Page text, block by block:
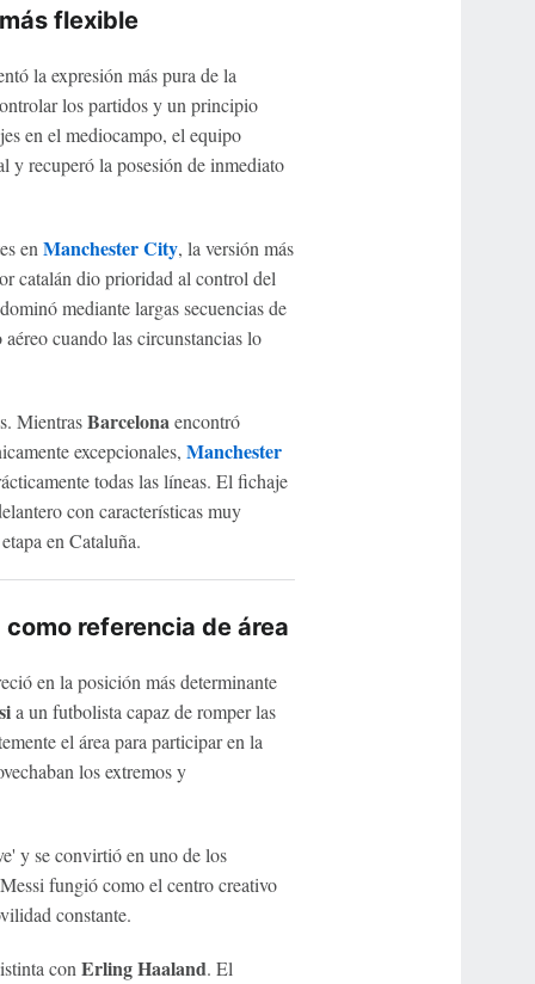
flexible
la expresión más pura de la
los partidos y un principio
en el mediocampo, el equipo
y recuperó la posesión de inmediato
enManchester City, la versión más
catalán dio prioridad al control del
mediante largas secuencias de
cuando las circunstancias lo
MientrasBarcelonaencontró
excepcionales, Manchester
todas las líneas. El fichaje
con características muy
en Cataluña.
referencia de área
en la posición más determinante
a un futbolista capaz de romper las
el área para participar en la
los extremos y
y se convirtió en uno de los
fungió como el centro creativo
constante.
conErling Haaland. El